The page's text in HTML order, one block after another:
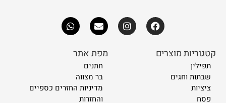
קטגוריות מוצרים
תפילין
שבתות וחגים
ציציות
פסח
מפת אתר
חתנים
בר מצווה
מדיניות החזרים כספיים
והחזרות